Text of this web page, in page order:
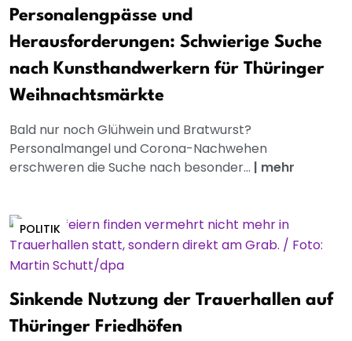
Personalengpässe und
Herausforderungen: Schwierige Suche
nach Kunsthandwerkern für Thüringer
Weihnachtsmärkte
Bald nur noch Glühwein und Bratwurst?
Personalmangel und Corona-Nachwehen
erschweren die Suche nach besonder... | mehr
POLITIK
Sinkende Nutzung der Trauerhallen auf
Thüringer Friedhöfen